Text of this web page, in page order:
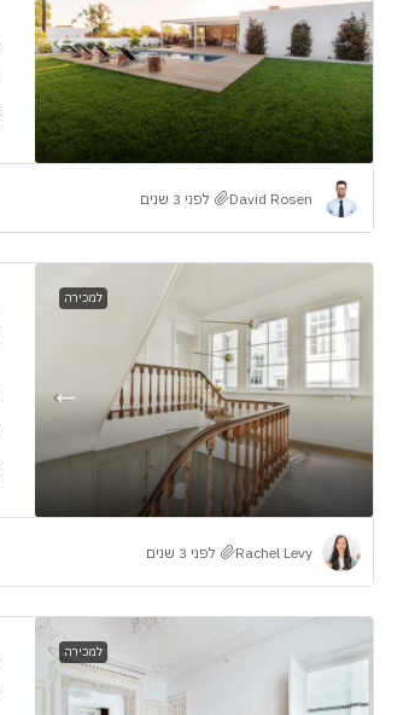
David Rosen לפני 3 שנים
למכירה
Rachel Levy לפני 3 שנים
למכירה